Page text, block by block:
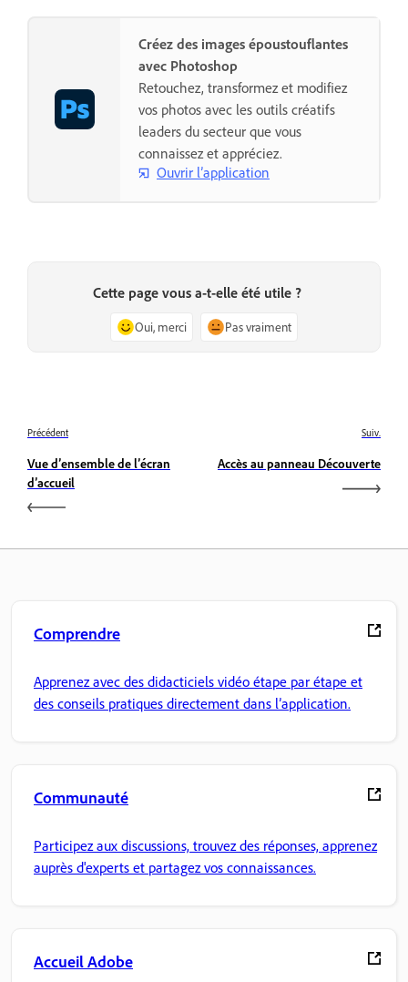
Créez des images époustouflantes
avec Photoshop
Retouchez, transformez et modifiez
vos photos avec les outils créatifs
leaders du secteur que vous
connaissez et appréciez.
Ouvrir l’application
Cette page vous a-t-elle été utile ?
Oui, merci Pas vraiment
Précédent
Vue d’ensemble de l’écran
d’accueil
Suiv.
Accès au panneau Découverte
Comprendre
Apprenez avec des didacticiels vidéo étape par étape et
des conseils pratiques directement dans l’application.
Communauté
Participez aux discussions, trouvez des réponses, apprenez
auprès d'experts et partagez vos connaissances.
Accueil Adobe